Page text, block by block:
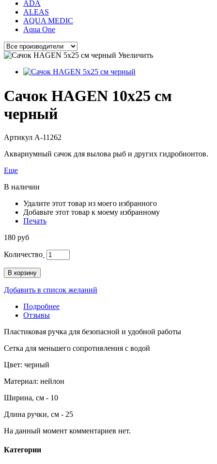
ADA
ALEAS
AQUA MEDIC
Aqua One
Увеличить
Сачок HAGEN 10х25 см
черный
Артикул A-11262
Аквариумный сачок для вылова рыб и других гидробионтов.
Еще
В наличии
Удалите этот товар из моего избранного
Добавьте этот товар к моему избранному
Печать
180 руб
Количество
В корзину
Добавить в список желаний
Подробнее
Отзывы
Пластиковая ручка для безопасной и удобной работы
Сетка для меньшего сопротивления с водой
Цвет: черный
Материал: нейлон
Ширина, см - 10
Длина ручки, см - 25
На данный момент комментариев нет.
Категории